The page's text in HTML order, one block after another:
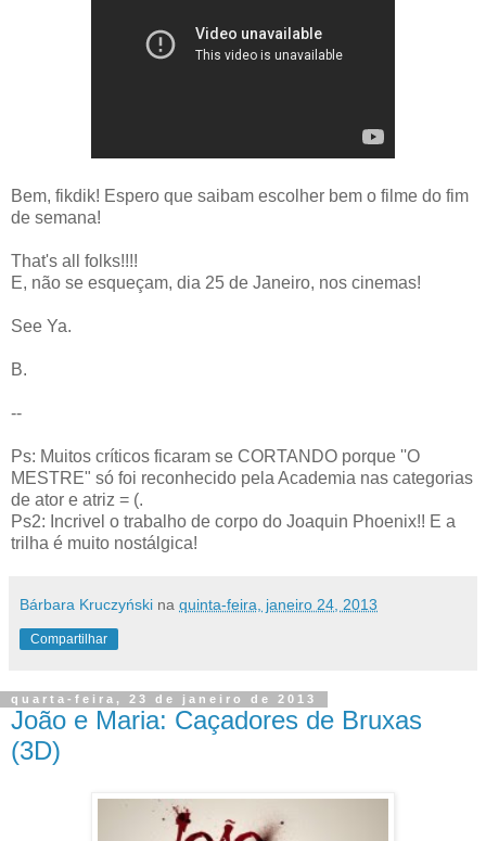
Bem, fikdik! Espero que saibam escolher bem o filme do fim
de semana!
That's all folks!!!!
E, não se esqueçam, dia 25 de Janeiro, nos cinemas!
See Ya.
B.
--
Ps: Muitos críticos ficaram se CORTANDO porque ''O
MESTRE" só foi reconhecido pela Academia nas categorias
de ator e atriz = (.
Ps2: Incrivel o trabalho de corpo do Joaquin Phoenix!! E a
trilha é muito nostálgica!
Bárbara Kruczyński na quinta-feira, janeiro 24, 2013
Compartilhar
quarta-feira, 23 de janeiro de 2013
João e Maria: Caçadores de Bruxas
(3D)